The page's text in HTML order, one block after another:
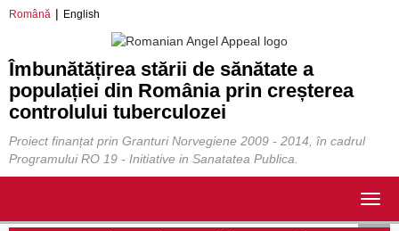
Română English
Îmbunătățirea stării de sănătate a
populației din România prin creșterea
controlului tuberculozei
Proiect finanțat prin Granturi Norvegiene 2009 - 2014, în cadrul
Programului RO 19 - Initiative in Sanatatea Publica.